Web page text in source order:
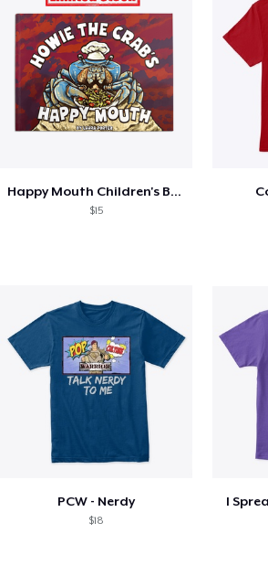
Happy Mouth Children's Book
$15
PCW - Nerdy
$18
I